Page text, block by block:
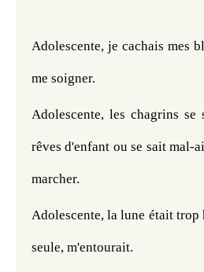
Adolescente, je cachais mes
me soigner.
Adolescente, les chagrins
rêves d'enfant ou se sait mal-
marcher.
Adolescente, la lune était trop
seule, m'entourait.